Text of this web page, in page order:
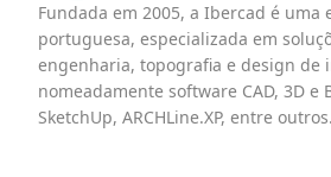
Fundada em 2005, a Ibercad é uma
portuguesa, especializada em
engenharia, topografia e design de
nomeadamente software CAD, 3D e
SketchUp, ARCHLine.XP, entre outros.